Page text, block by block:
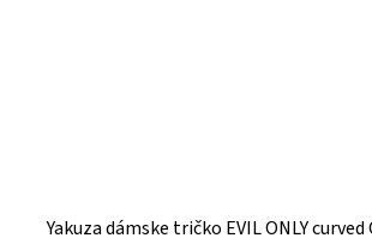
Yakuza dámske tričko EVIL ONLY curved